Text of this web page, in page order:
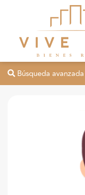
Búsqueda avanzada